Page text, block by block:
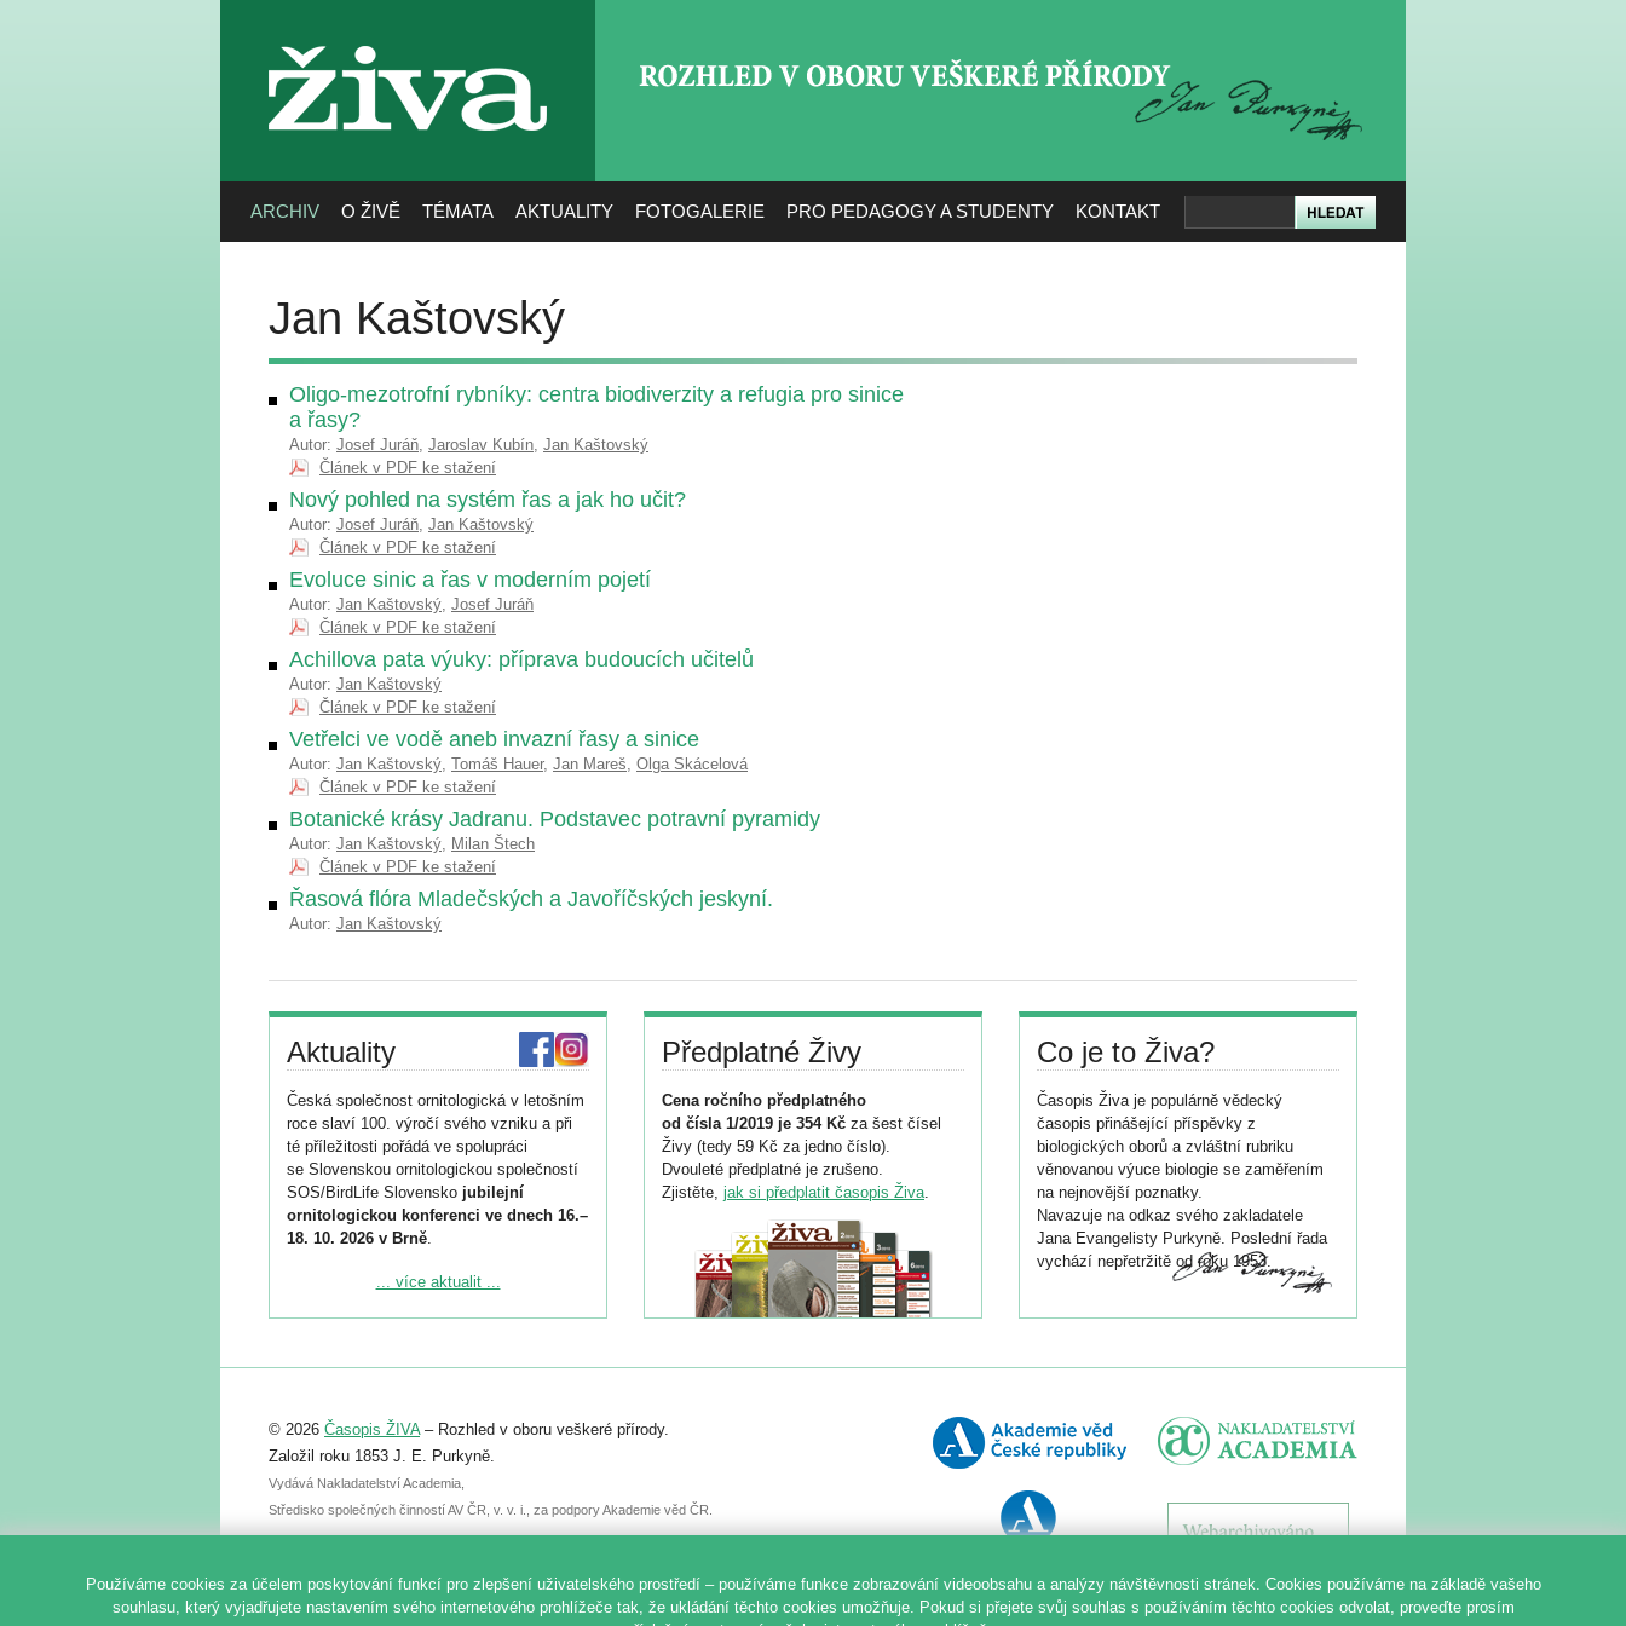
živa
ARCHIV O ŽIVĚ TÉMATA AKTUALITY FOTOGALERIE PRO PEDAGOGY A STUDENTY KONTAKT
Jan Kaštovský
Oligo-mezotrofní rybníky: centra biodiverzity a refugia pro sinice
a řasy?
Autor: Josef Juráň, Jaroslav Kubín, Jan Kaštovský
Článek v PDF ke stažení
Nový pohled na systém řas a jak ho učit?
Autor: Josef Juráň, Jan Kaštovský
Článek v PDF ke stažení
Evoluce sinic a řas v moderním pojetí
Autor: Jan Kaštovský, Josef Juráň
Článek v PDF ke stažení
Achillova pata výuky: příprava budoucích učitelů
Autor: Jan Kaštovský
Článek v PDF ke stažení
Vetřelci ve vodě aneb invazní řasy a sinice
Autor: Jan Kaštovský, Tomáš Hauer, Jan Mareš, Olga Skácelová
Článek v PDF ke stažení
Botanické krásy Jadranu. Podstavec potravní pyramidy
Autor: Jan Kaštovský, Milan Štech
Článek v PDF ke stažení
Řasová flóra Mladečských a Javoříčských jeskyní.
Autor: Jan Kaštovský
Aktuality
Česká společnost ornitologická v letošním
roce slaví 100. výročí svého vzniku a při
té příležitosti pořádá ve spolupráci
se Slovenskou ornitologickou společností
SOS/BirdLife Slovensko jubilejní
ornitologickou konferenci ve dnech 16.–
18. 10. 2026 v Brně.
Podrobnější informace ke konferenci
Registrovat se můžete do 6. září.
abstraktu přihlášené přednášky nebo
posteru je už 30. června.
... více aktualit ...
Předplatné Živy
Cena ročního předplatného
od čísla 1/2019 je 354 Kč za šest čísel
Živy (tedy 59 Kč za jedno číslo).
Dvouleté předplatné je zrušeno.
Zjistěte, jak si předplatit časopis Živa.
Co je to Živa?
Časopis Živa je populárně vědecký
časopis přinášející příspěvky z
biologických oborů a zvláštní rubriku
věnovanou výuce biologie se zaměřením
na nejnovější poznatky.
Navazuje na odkaz svého zakladatele
Jana Evangelisty Purkyně. Poslední řada
vychází nepřetržitě od roku 1953.
© 2026 Časopis ŽIVA– Rozhled v oboru veškeré přírody.
Založil roku 1853 J. E. Purkyně.
Vydává Nakladatelství Academia,
Středisko společných činností AV ČR, v. v. i., za podpory Akademie věd ČR.
Používáme cookies za účelem poskytování funkcí pro zlepšení uživatelského prostředí – používáme funkce zobrazování videoobsahu a analýzy návštěvnosti stránek. Cookies používáme na základě vašeho
souhlasu, který vyjadřujete nastavením svého internetového prohlížeče tak, že ukládání těchto cookies umožňuje. Pokud si přejete svůj souhlas s používáním těchto cookies odvolat, proveďte prosím